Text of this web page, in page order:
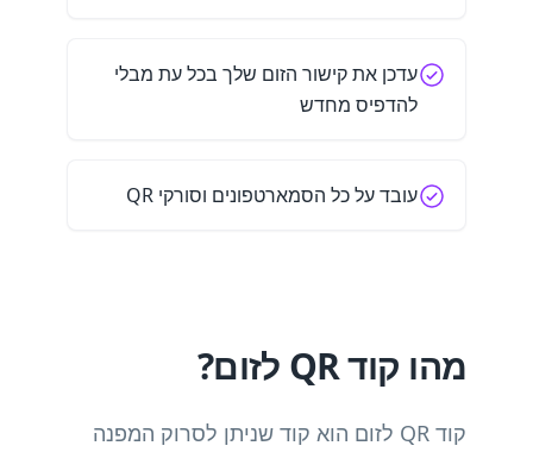
עדכן את קישור הזום שלך בכל עת מבלי
להדפיס מחדש
עובד על כל הסמארטפונים וסורקי QR
מהו קוד QR לזום?
קוד QR לזום הוא קוד שניתן לסרוק המפנה